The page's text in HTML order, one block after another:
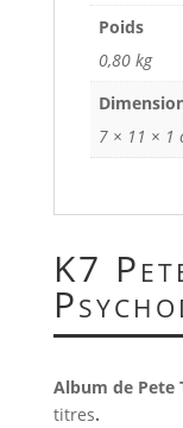
Poids
0,80 kg
7 × 11 × 1
K7
Album de Pete
titres.